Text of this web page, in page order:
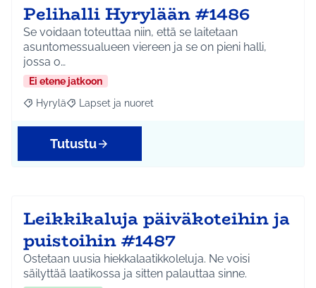
Pelihalli Hyrylään #1486
Se voidaan toteuttaa niin, että se laitetaan
asuntomessualueen viereen ja se on pieni halli,
jossa o…
Ei etene jatkoon
Rajaa tulokset aihepiirin mukaan: Hyrylä
Hyrylä Rajaa tulokset teeman mukaan: Lapset ja nuoret
Lapset ja nuoret
Tutustu
Leikkikaluja päiväkoteihin ja
puistoihin #1487
Ostetaan uusia hiekkalaatikkoleluja. Ne voisi
säilyttää laatikossa ja sitten palauttaa sinne.